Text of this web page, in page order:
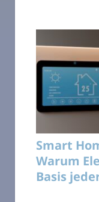
Smart
Warum
Basis